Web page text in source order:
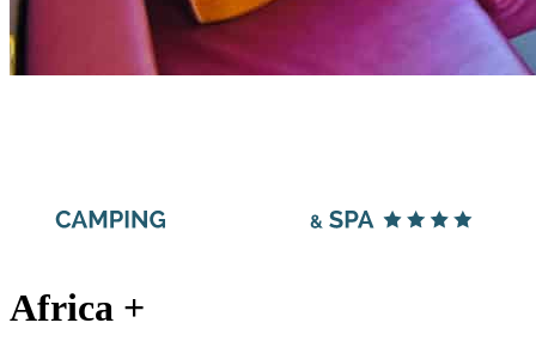
Africa +